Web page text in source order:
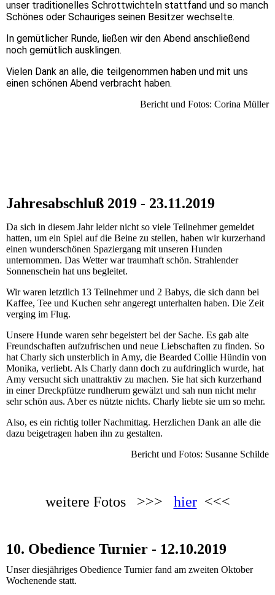
unser traditionelles Schrottwichteln stattfand und so manch
Schönes oder Schauriges seinen Besitzer wechselte.
In gemütlicher Runde, ließen wir den Abend anschließend
noch gemütlich ausklingen.
Vielen Dank an alle, die teilgenommen haben und mit uns
einen schönen Abend verbracht haben.
Bericht und Fotos: Corina Müller
Jahresabschluß 2019 - 23.11.2019
Da sich in diesem Jahr leider nicht so viele Teilnehmer gemeldet
hatten, um ein Spiel auf die Beine zu stellen, haben wir kurzerhand
einen wunderschönen Spaziergang mit unseren Hunden
unternommen. Das Wetter war traumhaft schön. Strahlender
Sonnenschein hat uns begleitet.
Wir waren letztlich 13 Teilnehmer und 2 Babys, die sich dann bei
Kaffee, Tee und Kuchen sehr angeregt unterhalten haben. Die Zeit
verging im Flug.
Unsere Hunde waren sehr begeistert bei der Sache. Es gab alte
Freundschaften aufzufrischen und neue Liebschaften zu finden. So
hat Charly sich unsterblich in Amy, die Bearded Collie Hündin von
Monika, verliebt. Als Charly dann doch zu aufdringlich wurde, hat
Amy versucht sich unattraktiv zu machen. Sie hat sich kurzerhand
in einer Dreckpfütze rundherum gewälzt und sah nun nicht mehr
sehr schön aus. Aber es nützte nichts. Charly liebte sie um so mehr.
Also, es ein richtig toller Nachmittag. Herzlichen Dank an alle die
dazu beigetragen haben ihn zu gestalten.
Bericht und Fotos: Susanne Schilde
weitere Fotos >>> hier<<<
10. Obedience Turnier - 12.10.2019
Unser diesjähriges Obedience Turnier fand am zweiten Oktober
Wochenende statt.